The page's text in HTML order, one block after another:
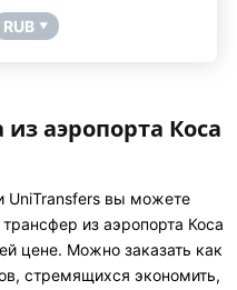
RUB ▼
аэропорта Коса
UniTransfers вы можете
из аэропорта Коса
цене. Можно заказать как
стремящихся экономить,